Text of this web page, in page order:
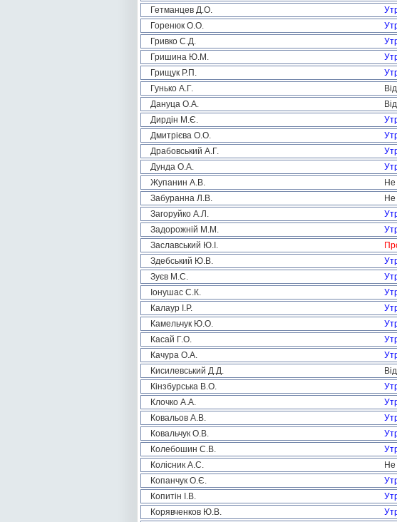
Гетманцев Д.О.
Горенюк О.О.
Гривко С.Д.
Гришина Ю.М.
Грищук Р.П.
Гунько А.Г.
Дануца О.А.
Дирдін М.Є.
Дмитрієва О.О.
Драбовський А.Г.
Дунда О.А.
Жупанин А.В.
Не
Забуранна Л.В.
Не
Загоруйко А.Л.
Задорожній М.М.
Заславський Ю.І.
Здебський Ю.В.
Зуєв М.С.
Іонушас С.К.
Калаур І.Р.
Камельчук Ю.О.
Касай Г.О.
Качура О.А.
Кисилевський Д.Д.
Кінзбурська В.О.
Клочко А.А.
Ковальов А.В.
Ковальчук О.В.
Колебошин С.В.
Колісник А.С.
Не
Копанчук О.Є.
Копитін І.В.
Корявченков Ю.В.